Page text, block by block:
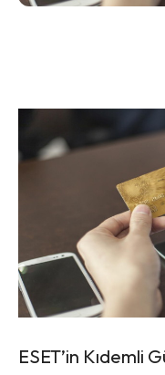
ESET’in Kıdemli